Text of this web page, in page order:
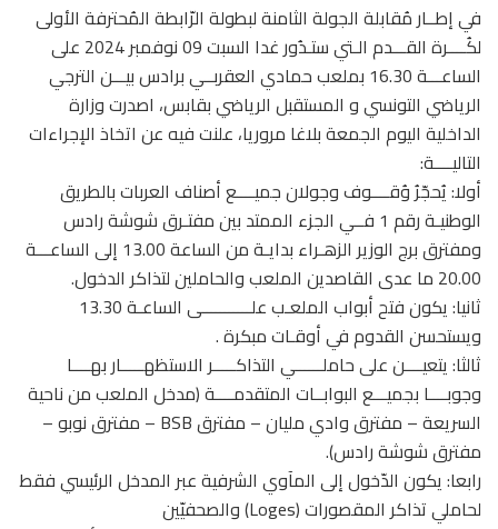
في إطــار مُقابلة الجولة الثامنة لبطولة الرّابطة المُحترفة الأولى
لكُــــرة القـــدم الـتي ستـدُور غدا السبت 09 نوفمبر 2024 على
الساعـــة 16.30 بملعب حمادي العقربــي برادس بيـــن الترجي
الرياضي التونسي و المستقبل الرياضي بقابس، اصدرت وزارة
الداخلية اليوم الجمعة بلاغا مروريا، علنت فيه عن اتخاذ الإجراءات
التاليــــة:
أولا: يُحجّرُ وُقــــوف وجولان جميــــع أصناف العربات بالطريق
الوطنيـة رقم 1 فــي الجزء الممتد بين مفتـرق شوشة رادس
ومفترق برج الوزير الزهـراء بدايـة من الساعة 13.00 إلى الساعـــة
20.00 ما عدى القاصدين الملعب والحاملين لتذاكر الدخول.
ثانيا: يكون فتح أبواب الملعـب علـــــــــــى الساعـة 13.30
ويستحسن القدوم في أوقـات مبكرة .
ثالثا: يتعيــــن على حاملــــــي التذاكـــــر الاستظهـــــار بهــــا
وجوبــــا بجميـــع البوابــات المتقدمــــة (مدخل الملعب من ناحية
السريعة – مفترق وادي مليان – مفترق BSB – مفترق نوبو –
مفترق شوشة رادس).
رابعا: يكون الدّخول إلى المآوي الشرفية عبر المدخل الرئيسي فقط
لحاملي تذاكر المقصورات (Loges) والصحفيّين